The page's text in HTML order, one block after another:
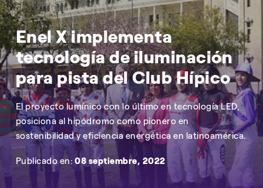
Enel X implementa
tecnología de iluminación
para pista del Club Hípico
El proyecto lumínico con lo último en tecnología LED,
posiciona al hipódromo como pionero en
sostenibilidad y eficiencia energética en latinoamérica.
Publicado en: 08 septiembre, 2022